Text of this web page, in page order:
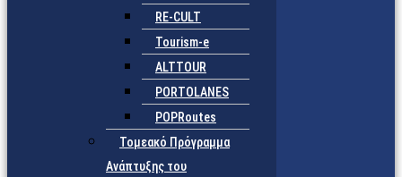
RE-CULT
Tourism-e
ALTTOUR
PORTOLANES
POPRoutes
Τομεακό Πρόγραμμα
Ανάπτυξης του